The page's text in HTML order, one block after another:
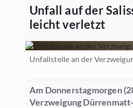
Unfall auf der
leicht verletzt
Unfallstelle an der
Am Donnerstagmorgen
Verzweigung